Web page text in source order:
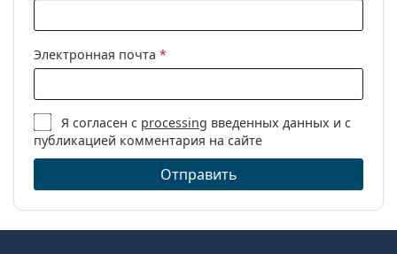
Электронная почта *
Я согласен с processing введенных данных и с
публикацией комментария на сайте
Отправить